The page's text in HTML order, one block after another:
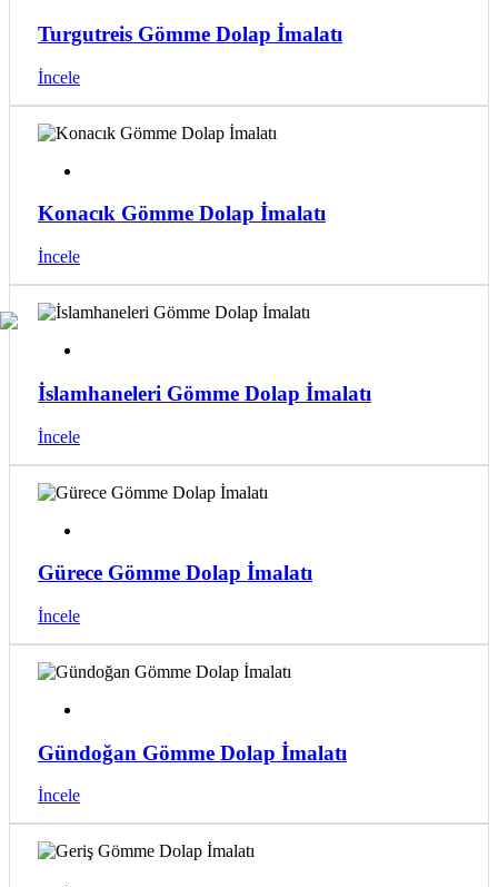
Turgutreis Gömme Dolap İmalatı
İncele
Konacık Gömme Dolap İmalatı
İncele
İslamhaneleri Gömme Dolap İmalatı
İncele
Gürece Gömme Dolap İmalatı
İncele
Gündoğan Gömme Dolap İmalatı
İncele